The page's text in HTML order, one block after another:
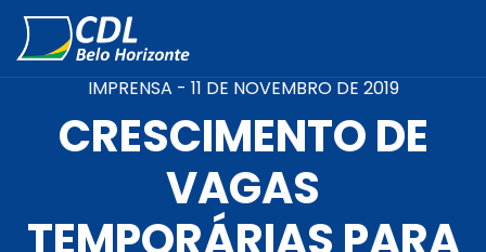
IMPRENSA - 11 DE NOVEMBRO DE 2019
CRESCIMENTO DE
VAGAS